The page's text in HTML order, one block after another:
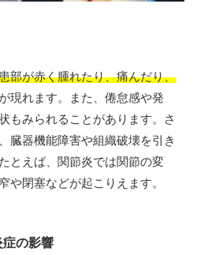
部が赤く腫れたり、痛んだり、
現れます。また、倦怠感や発
もみられることがあります。さ
臓器機能障害や組織破壊を引き
とえば、関節炎では関節の変
や閉塞などが起こりえます。
症の影響